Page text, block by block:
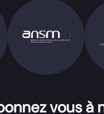
vous à